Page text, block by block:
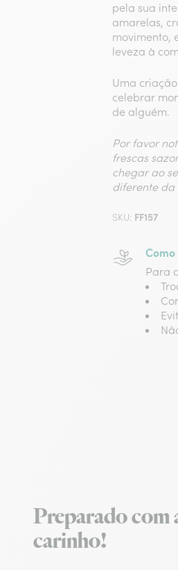
pela sua
amarelas,
movimento,
leveza à
Uma
celebrar
de alguém.
Por favor
frescas
chegar ao
diferente da
SKU: FF157
Para
Preparado com
carinho!